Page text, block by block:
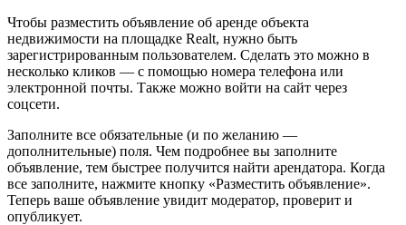
Чтобы разместить объявление об аренде объекта
недвижимости на площадке Realt, нужно быть
зарегистрированным пользователем. Сделать это можно в
несколько кликов — с помощью номера телефона или
электронной почты. Также можно войти на сайт через
соцсети.
Заполните все обязательные (и по желанию —
дополнительные) поля. Чем подробнее вы заполните
объявление, тем быстрее получится найти арендатора. Когда
все заполните, нажмите кнопку «Разместить объявление».
Теперь ваше объявление увидит модератор, проверит и
опубликует.